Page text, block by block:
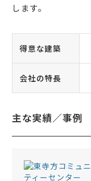
します。
得意な建築
会社の特長
主な実績／事例